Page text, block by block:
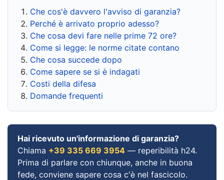
Che cos'è davvero l'avviso di garanzia?
Perché è arrivato proprio adesso?
Che cosa devi fare nelle prime 72 ore?
Come si legge: le norme citate contano
Che cosa succede dopo
Come sapere se si è indagati
Costi della difesa
Domande frequenti
Hai ricevuto un'informazione di garanzia?
Chiama +39 335 669 3954 — reperibilità h24.
Prima di parlare con chiunque, anche in buona
fede, conviene sapere cosa c'è nel fascicolo.